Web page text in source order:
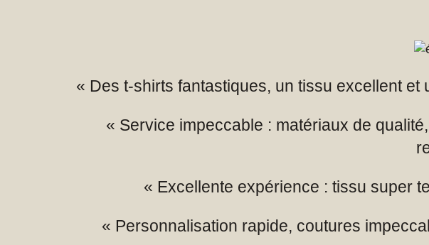
« Des t-shirts fantastiques, un tissu excellent
« Service impeccable : matériaux de
« Excellente expérience : tissu super
« Personnalisation rapide, coutures